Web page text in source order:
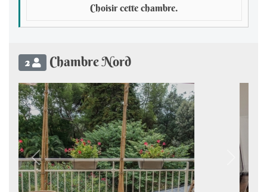
Choisir cette chambre.
2 Chambre Nord
Précédent Suivant